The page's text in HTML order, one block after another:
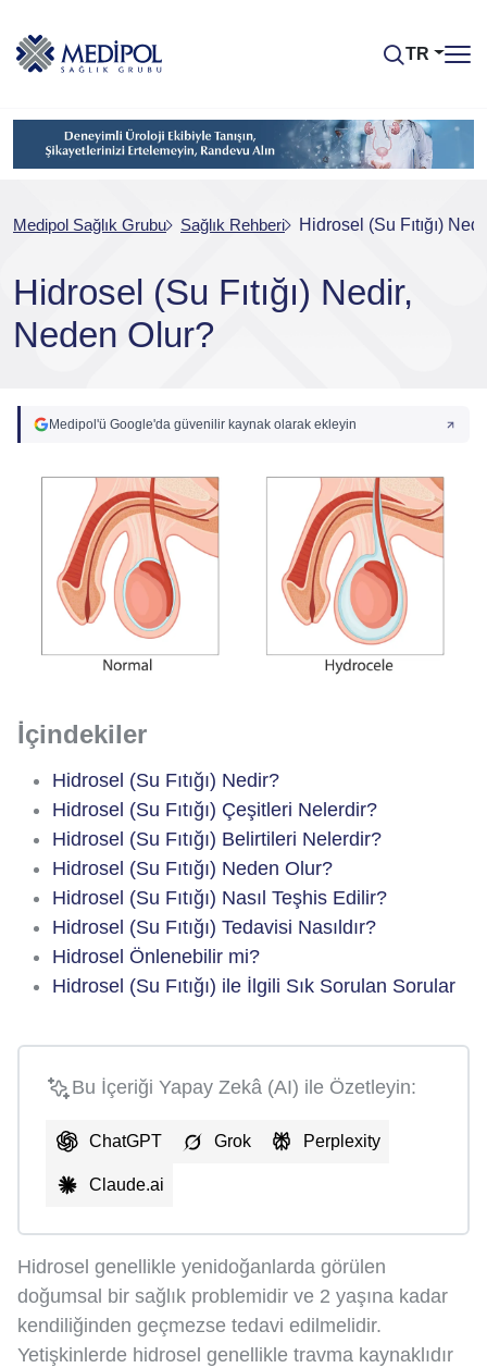
TR
Medipol Sağlık Grubu Sağlık Rehberi Hidrosel (Su Fıtığı)
Hidrosel (Su Fıtığı) Nedir,
Neden Olur?
Medipol'ü Google'da güvenilir kaynak olarak ekleyin
İçindekiler
Hidrosel (Su Fıtığı) Nedir?
Hidrosel (Su Fıtığı) Çeşitleri Nelerdir?
Hidrosel (Su Fıtığı) Belirtileri Nelerdir?
Hidrosel (Su Fıtığı) Neden Olur?
Hidrosel (Su Fıtığı) Nasıl Teşhis Edilir?
Hidrosel (Su Fıtığı) Tedavisi Nasıldır?
Hidrosel Önlenebilir mi?
Hidrosel (Su Fıtığı) ile İlgili Sık Sorulan Sorular
Bu İçeriği Yapay Zekâ (AI) ile Özetleyin:
ChatGPT Grok Perplexity
Claude.ai
Hidrosel genellikle yenidoğanlarda görülen
doğumsal bir sağlık problemidir ve 2 yaşına kadar
kendiliğinden geçmezse tedavi edilmelidir.
Yetişkinlerde hidrosel genellikle travma kaynaklıdır